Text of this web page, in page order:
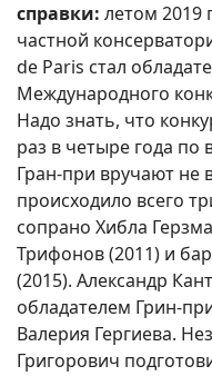
справки: летом 2019
частной
de Paris стал
Международного
Надо знать, что
раз в четыре года по
Гран-при вручают не
происходило всего
сопрано Хибла
Трифонов (2011) и
(2015). Александр
обладателем Грин-
Валерия Гергиева.
Григорович